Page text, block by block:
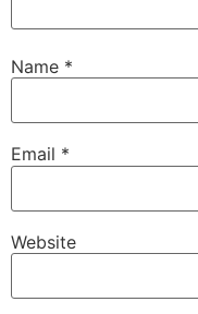
Name *
Email *
Website